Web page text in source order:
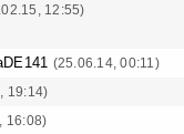
12:55)
(25.06.14, 00:11)
19:14)
16:08)